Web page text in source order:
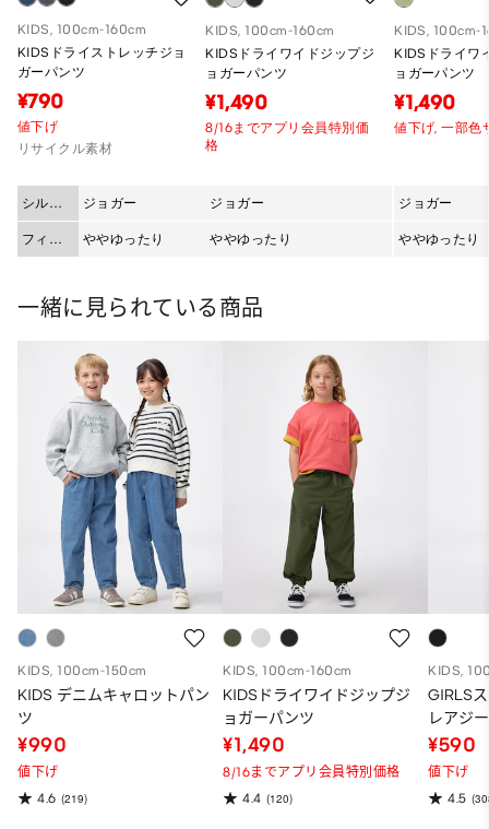
KIDS, 100cm-160cm
KIDSドライストレッチジョ
ガーパンツ
¥790
値下げ
リサイクル素材
シルエ
ット
ジョガー
フィッ
ト
ややゆったり
KIDS, 100cm-160cm
KIDSドライワイドジップジ
ョガーパンツ
¥1,490
8/16までアプリ会員特別価
格
ジョガー
ややゆったり
KIDS, 100cm-
KIDSドライワ
ョガーパンツ
¥1,490
値下げ,一部色
ジョガー
ややゆったり
一緒に見られている商品
KIDS, 100cm-150cm
KIDS デニムキャロットパン
ツ
¥990
値下げ
4.6 (219)
KIDS, 100cm-160cm
KIDSドライワイドジップジ
ョガーパンツ
¥1,490
8/16までアプリ会員特別価格
4.4 (120)
KIDS,
GIRLS
レアジ
¥590
値下げ
4.5